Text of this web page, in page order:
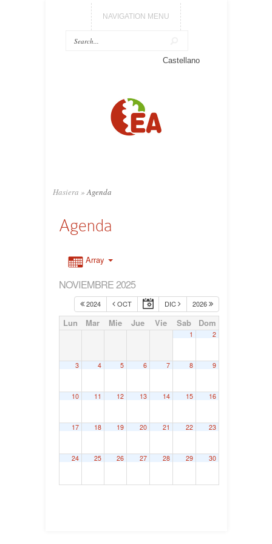
NAVIGATION MENU
Castellano
Hasiera » Agenda
Agenda
Array
NOVIEMBRE 2025
2024 OCT DIC 2026
Lun Mar Mie Jue Vie Sab Dom
1 2
3 4 5 6 7 8 9
10 11 12 13 14 15 16
17 18 19 20 21 22 23
24 25 26 27 28 29 30